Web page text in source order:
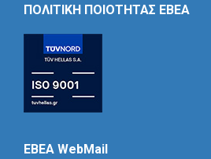
ΠΟΛΙΤΙΚΗ ΠΟΙΟΤΗΤΑΣ ΕΒΕΑ
EBEA WebMail